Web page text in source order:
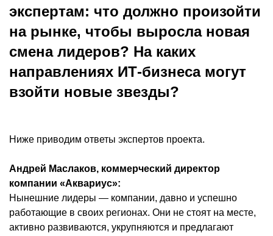
экспертам: что должно произойти
на рынке, чтобы выросла новая
смена лидеров? На каких
направлениях ИТ-бизнеса могут
взойти новые звезды?
Ниже приводим ответы экспертов проекта.
Андрей Маслаков, коммерческий директор
компании «Аквариус»:
Нынешние лидеры — компании, давно и успешно
работающие в своих регионах. Они не стоят на месте,
активно развиваются, укрупняются и предлагают